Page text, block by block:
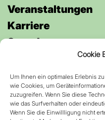
Cookie
Um Ihnen ein optimales Erlebnis
wie Cookies, um
zuzugreifen. Wenn Sie diese
wie das Surfverhalten oder
Wenn Sie die Einwillligung nicht
Veran­staltungen
Karriere
Spenden
Anfahrt
Kontakt
Datenschutz